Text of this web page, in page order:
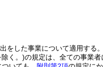
をした事業について適用する。
除く。)の規定は、全ての事業者